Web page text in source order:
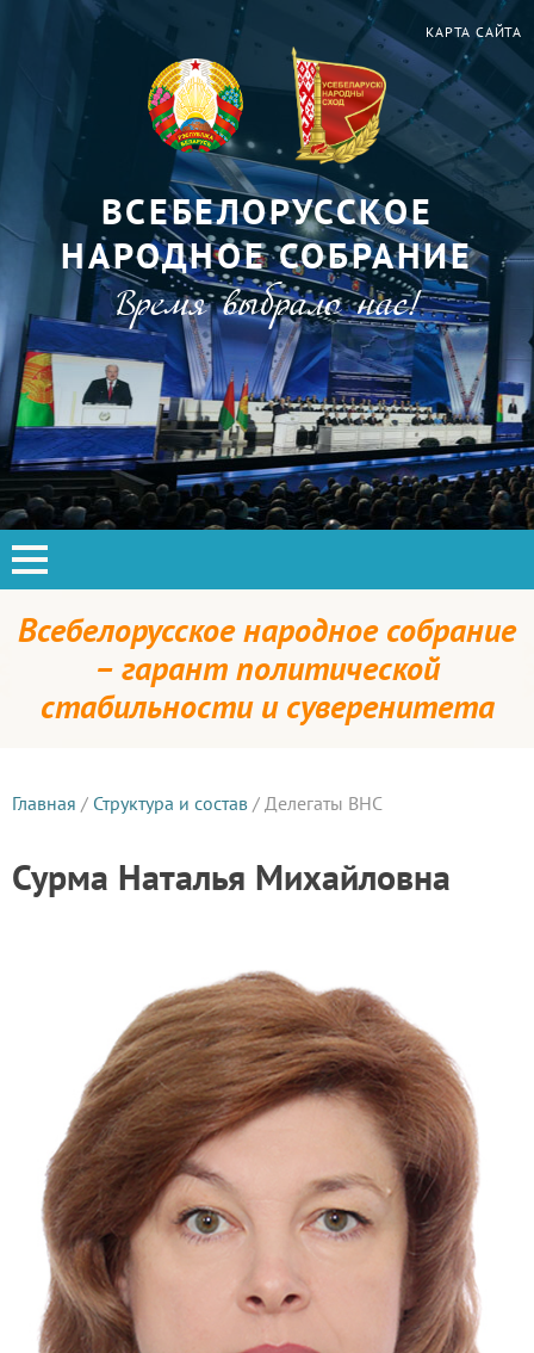
КАРТА САЙТА
ВСЕБЕЛОРУССКОЕ
НАРОДНОЕ СОБРАНИЕ
Время выбрало нас!
Всебелорусское народное собрание
– гарант политической
стабильности и суверенитета
Главная / Структура и состав / Делегаты ВНС
Сурма Наталья Михайловна